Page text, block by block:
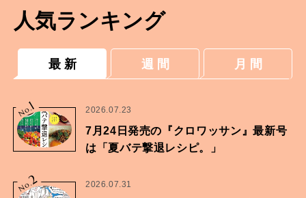
人気ランキング
最 新 週 間 月 間
No.
1 2026.07.23
7月24日発売の『クロワッサン』最新号
は「夏バテ撃退レシピ。」
No.2 2026.07.31